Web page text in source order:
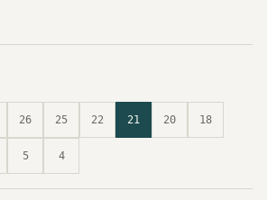
26 25 22 21 20 18
5 4